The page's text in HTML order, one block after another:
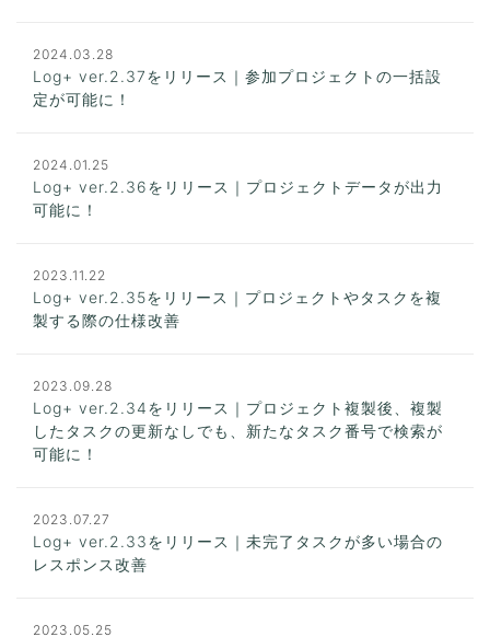
2024.03.28
Log+ ver.2.37をリリース｜参加プロジェクトの一括設
定が可能に！
2024.01.25
Log+ ver.2.36をリリース｜プロジェクトデータが出力
可能に！
2023.11.22
Log+ ver.2.35をリリース｜プロジェクトやタスクを複
製する際の仕様改善
2023.09.28
Log+ ver.2.34をリリース｜プロジェクト複製後、複製
したタスクの更新なしでも、新たなタスク番号で検索が
可能に！
2023.07.27
Log+ ver.2.33をリリース｜未完了タスクが多い場合の
レスポンス改善
2023.05.25